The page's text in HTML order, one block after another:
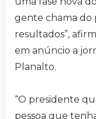
gente chama do
resultados”,
em anúncio a
Planalto.
“O presidente
pessoa que